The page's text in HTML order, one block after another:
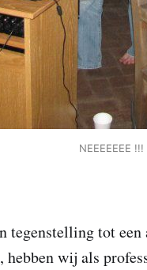
NEEEEEEE !!!
tegenstelling tot
hebben wij als